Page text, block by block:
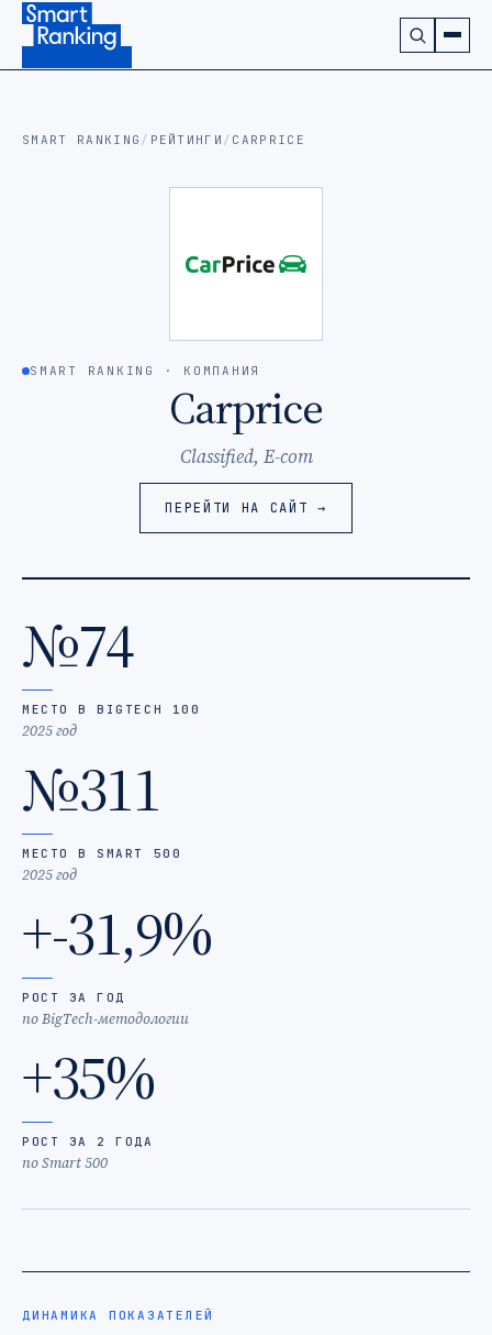
Подписаться на наш канал в Telegram (откроется в
SMART RANKING / РЕЙТИНГИ / CARPRICE
SMART RANKING · КОМПАНИЯ
Carprice
Classified, E-com
ПЕРЕЙТИ НА САЙТ →
№74
МЕСТО В BIGTECH 100
2025 год
№311
МЕСТО В SMART 500
2025 год
+-31,9%
РОСТ ЗА ГОД
по BigTech-методологии
+35%
РОСТ ЗА 2 ГОДА
по Smart 500
ДИНАМИКА ПОКАЗАТЕЛЕЙ